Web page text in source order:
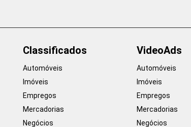
Classificados
Automóveis
Imóveis
Empregos
Mercadorias
Negócios
VideoAds
Automóveis
Imóveis
Empregos
Mercadorias
Negócios